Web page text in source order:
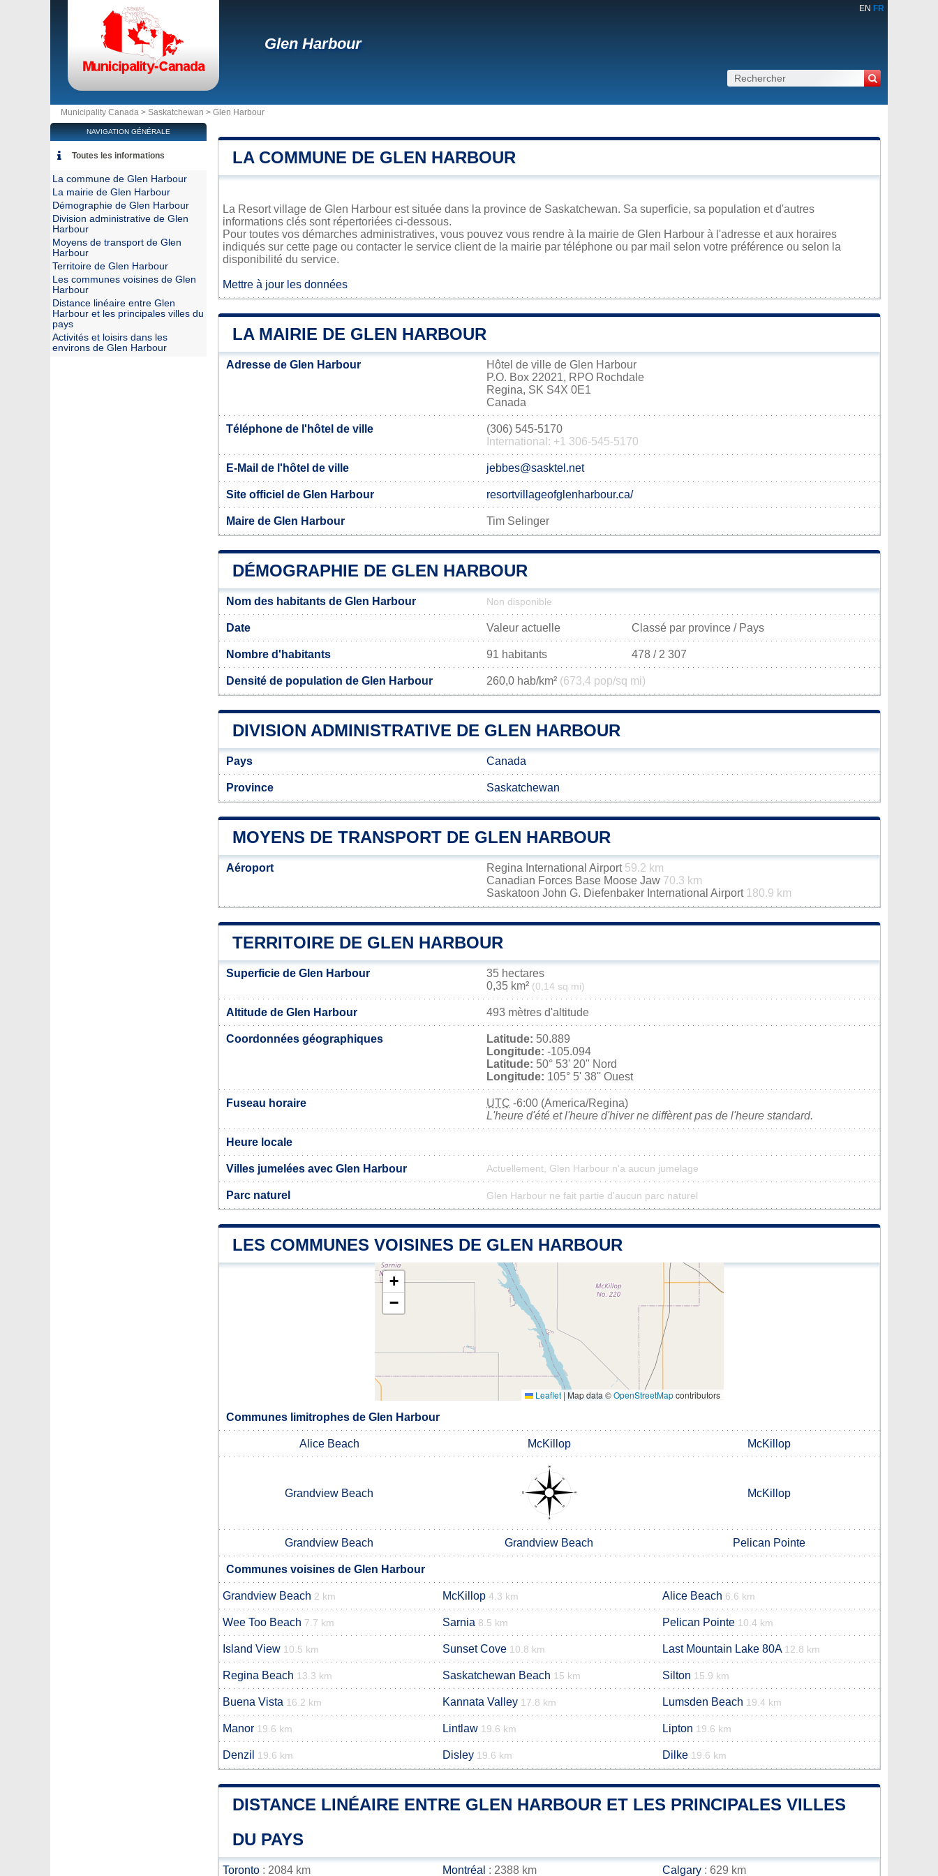
EN FR
Glen Harbour
Municipality Canada > Saskatchewan > Glen Harbour
LA COMMUNE DE GLEN HARBOUR
La Resort village de Glen Harbour est située dans la province de Saskatchewan. Sa superficie, sa population et d'autres
informations clés sont répertoriées ci-dessous.
Pour toutes vos démarches administratives, vous pouvez vous rendre à la mairie de Glen Harbour à l'adresse et aux horaires
indiqués sur cette page ou contacter le service client de la mairie par téléphone ou par mail selon votre préférence ou selon la
disponibilité du service.
Mettre à jour les données
LA MAIRIE DE GLEN HARBOUR
Adresse de Glen Harbour
Hôtel de ville de Glen Harbour
P.O. Box 22021, RPO Rochdale
Regina, SK S4X 0E1
Canada
Téléphone de l'hôtel de ville
(306) 545-5170
International: +1 306-545-5170
E-Mail de l'hôtel de ville jebbes@sasktel.net
Site officiel de Glen Harbour resortvillageofglenharbour.ca/
Maire de Glen Harbour Tim Selinger
DÉMOGRAPHIE DE GLEN HARBOUR
Nom des habitants de Glen Harbour Non disponible
Date Valeur actuelle Classé par province / Pays
Nombre d'habitants 91 habitants 478 / 2 307
Densité de population de Glen Harbour 260,0 hab/km² (673,4 pop/sq mi)
DIVISION ADMINISTRATIVE DE GLEN HARBOUR
Pays Canada
Province Saskatchewan
MOYENS DE TRANSPORT DE GLEN HARBOUR
Aéroport Regina International Airport 59.2 km
Canadian Forces Base Moose Jaw 70.3 km
Saskatoon John G. Diefenbaker International Airport 180.9 km
TERRITOIRE DE GLEN HARBOUR
Superficie de Glen Harbour
35 hectares
0,35 km² (0,14 sq mi)
Altitude de Glen Harbour 493 mètres d'altitude
Coordonnées géographiques Latitude: 50.889
Longitude: -105.094
Latitude: 50° 53' 20'' Nord
Longitude: 105° 5' 38'' Ouest
Fuseau horaire UTC -6:00 (America/Regina)
L'heure d'été et l'heure d'hiver ne diffèrent pas de l'heure standard.
Heure locale
Villes jumelées avec Glen Harbour Actuellement, Glen Harbour n'a aucun jumelage
Parc naturel Glen Harbour ne fait partie d'aucun parc naturel
LES COMMUNES VOISINES DE GLEN HARBOUR
+
−
Leaflet | Map data ©OpenStreetMapcontributors
Communes limitrophes de Glen Harbour
Alice Beach McKillop McKillop
Grandview Beach McKillop
Grandview Beach Grandview Beach Pelican Pointe
Communes voisines de Glen Harbour
Grandview Beach 2 km McKillop 4.3 km Alice Beach 6.6 km
Wee Too Beach 7.7 km Sarnia 8.5 km Pelican Pointe 10.4 km
Island View 10.5 km Sunset Cove 10.8 km Last Mountain Lake 80A 12.8 km
Regina Beach 13.3 km Saskatchewan Beach 15 km Silton 15.9 km
Buena Vista 16.2 km Kannata Valley 17.8 km Lumsden Beach 19.4 km
Manor 19.6 km Lintlaw 19.6 km Lipton 19.6 km
Denzil 19.6 km Disley 19.6 km Dilke 19.6 km
DISTANCE LINÉAIRE ENTRE GLEN HARBOUR ET LES PRINCIPALES VILLES
DU PAYS
Toronto : 2084 km Montréal : 2388 km Calgary : 629 km
NAVIGATION GÉNÉRALE
Toutes les informations
La commune de Glen Harbour
La mairie de Glen Harbour
Démographie de Glen Harbour
Division administrative de Glen
Harbour
Moyens de transport de Glen
Harbour
Territoire de Glen Harbour
Les communes voisines de Glen
Harbour
Distance linéaire entre Glen
Harbour et les principales villes du
pays
Activités et loisirs dans les
environs de Glen Harbour